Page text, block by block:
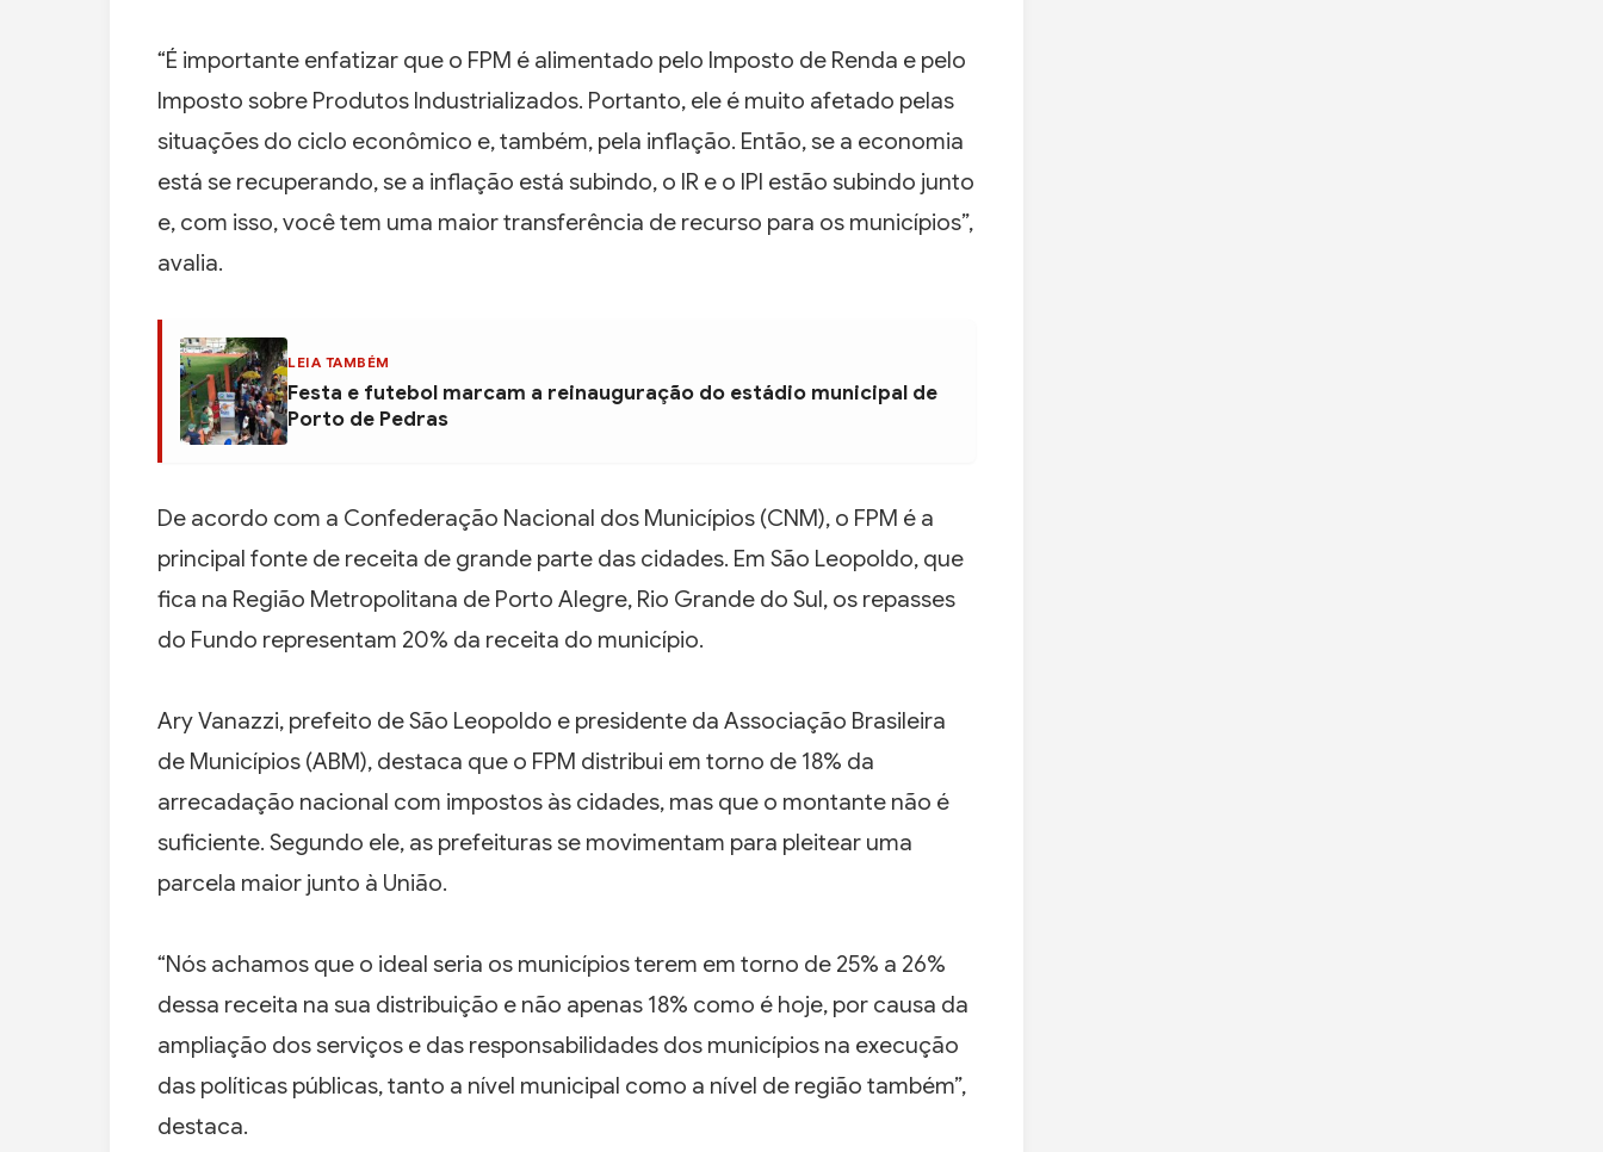
“É importante enfatizar que o FPM é alimentado pelo Imposto de Renda e pelo
Imposto sobre Produtos Industrializados. Portanto, ele é muito afetado pelas
situações do ciclo econômico e, também, pela inflação. Então, se a economia
está se recuperando, se a inflação está subindo, o IR e o IPI estão subindo junto
e, com isso, você tem uma maior transferência de recurso para os municípios”,
avalia.
LEIA TAMBÉM
Festa e futebol marcam a reinauguração do estádio municipal de
Porto de Pedras
De acordo com a Confederação Nacional dos Municípios (CNM), o FPM é a
principal fonte de receita de grande parte das cidades. Em São Leopoldo, que
fica na Região Metropolitana de Porto Alegre, Rio Grande do Sul, os repasses
do Fundo representam 20% da receita do município.
Ary Vanazzi, prefeito de São Leopoldo e presidente da Associação Brasileira
de Municípios (ABM), destaca que o FPM distribui em torno de 18% da
arrecadação nacional com impostos às cidades, mas que o montante não é
suficiente. Segundo ele, as prefeituras se movimentam para pleitear uma
parcela maior junto à União.
“Nós achamos que o ideal seria os municípios terem em torno de 25% a 26%
dessa receita na sua distribuição e não apenas 18% como é hoje, por causa da
ampliação dos serviços e das responsabilidades dos municípios na execução
das políticas públicas, tanto a nível municipal como a nível de região também”,
destaca.